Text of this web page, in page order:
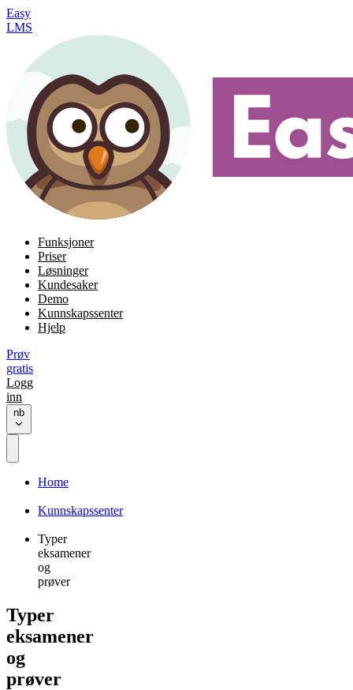
Easy
LMS
Funksjoner
Priser
Løsninger
Kundesaker
Demo
Kunnskapssenter
Hjelp
Prøv
gratis
Logg
inn
nb
Home
Kunnskapssenter
Typer
eksamener
og
prøver
Typer
eksamener
og
prøver